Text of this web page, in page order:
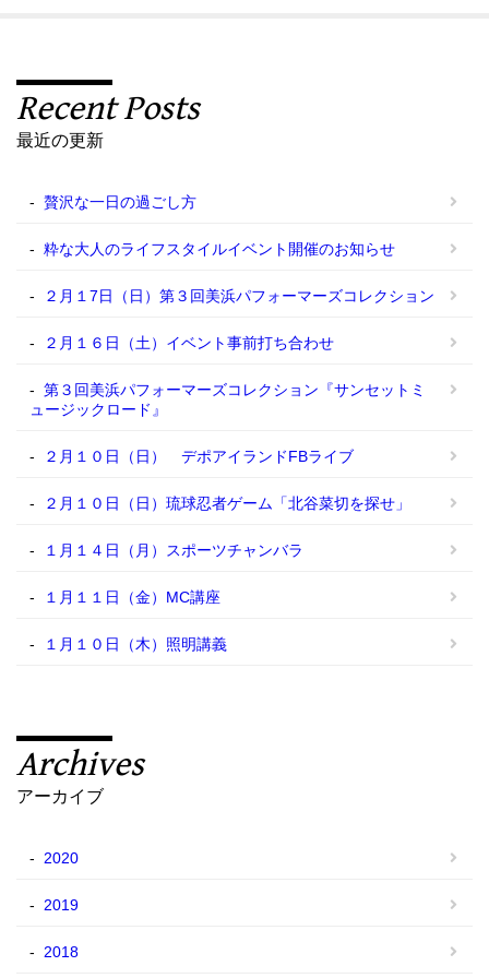
Recent Posts
最近の更新
贅沢な一日の過ごし方
粋な大人のライフスタイルイベント開催のお知らせ
２月１7日（日）第３回美浜パフォーマーズコレクション
２月１６日（土）イベント事前打ち合わせ
第３回美浜パフォーマーズコレクション『サンセットミ
ュージックロード』
２月１０日（日） デポアイランドFBライブ
２月１０日（日）琉球忍者ゲーム「北谷菜切を探せ」
１月１４日（月）スポーツチャンバラ
１月１１日（金）MC講座
１月１０日（木）照明講義
Archives
アーカイブ
2020
2019
2018